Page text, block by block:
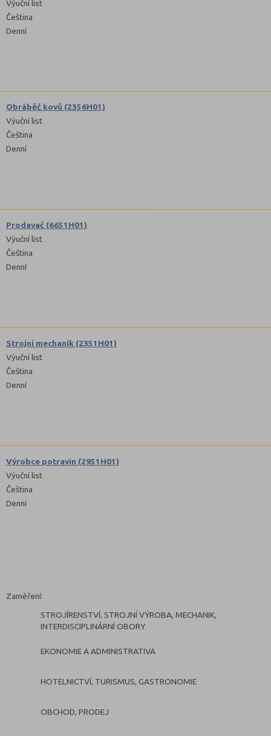
Výuční list
Čeština
Denní
Obráběč kovů (2356H01)
Výuční list
Čeština
Denní
Prodavač (6651H01)
Výuční list
Čeština
Denní
Strojní mechanik (2351H01)
Výuční list
Čeština
Denní
Výrobce potravin (2951H01)
Výuční list
Čeština
Denní
Zaměření:
STROJÍRENSTVÍ, STROJNÍ VÝROBA, MECHANIK,
INTERDISCIPLINÁRNÍ OBORY
EKONOMIE A ADMINISTRATIVA
HOTELNICTVÍ, TURISMUS, GASTRONOMIE
OBCHOD, PRODEJ